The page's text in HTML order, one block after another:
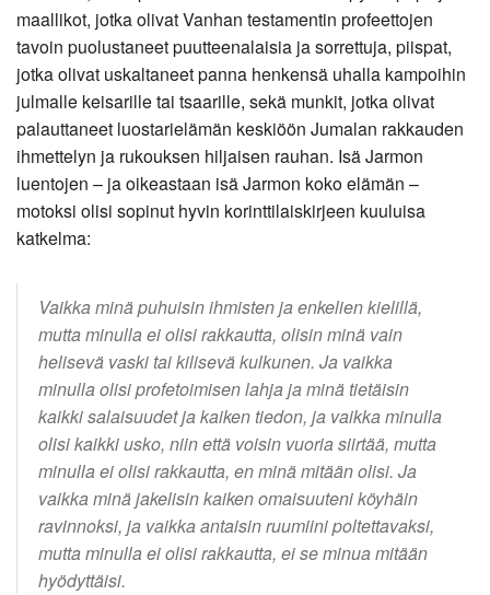
maallikot, jotka olivat Vanhan testamentin profeettojen
tavoin puolustaneet puutteenalaisia ja sorrettuja, piispat,
jotka olivat uskaltaneet panna henkensä uhalla kampoihin
julmalle keisarille tai tsaarille, sekä munkit, jotka olivat
palauttaneet luostarielämän keskiöön Jumalan rakkauden
ihmettelyn ja rukouksen hiljaisen rauhan. Isä Jarmon
luentojen – ja oikeastaan isä Jarmon koko elämän –
motoksi olisi sopinut hyvin korinttilaiskirjeen kuuluisa
katkelma:
Vaikka minä puhuisin ihmisten ja enkelien kielillä,
mutta minulla ei olisi rakkautta, olisin minä vain
helisevä vaski tai kilisevä kulkunen. Ja vaikka
minulla olisi profetoimisen lahja ja minä tietäisin
kaikki salaisuudet ja kaiken tiedon, ja vaikka minulla
olisi kaikki usko, niin että voisin vuoria siirtää, mutta
minulla ei olisi rakkautta, en minä mitään olisi. Ja
vaikka minä jakelisin kaiken omaisuuteni köyhäin
ravinnoksi, ja vaikka antaisin ruumiini poltettavaksi,
mutta minulla ei olisi rakkautta, ei se minua mitään
hyödyttäisi.